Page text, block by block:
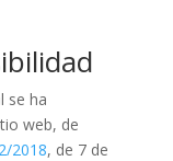
se ha
web, de
2018, de 7 de